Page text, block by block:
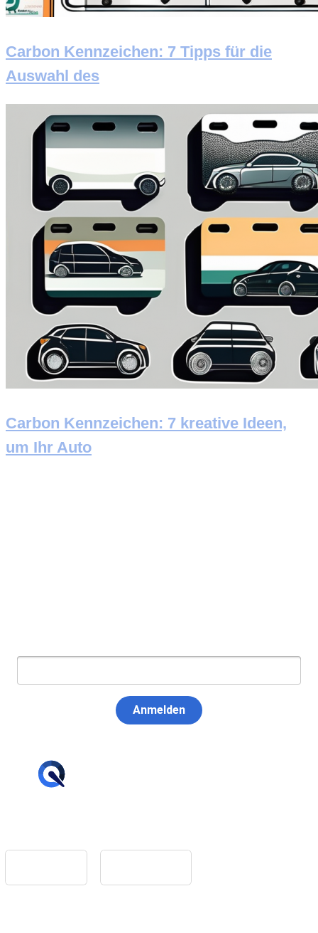
Carbon Kennzeichen: 7 Tipps für die
Auswahl des
Carbon Kennzeichen: 7 kreative Ideen,
um Ihr Auto
Anmelden